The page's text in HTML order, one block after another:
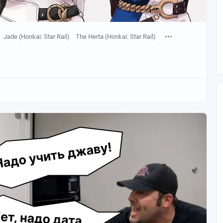
Jade (Honkai: Star Rail) The Herta (Honkai: Star Rail)